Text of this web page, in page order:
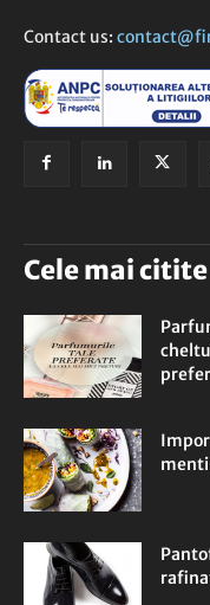
Contact us:
Cele mai citite